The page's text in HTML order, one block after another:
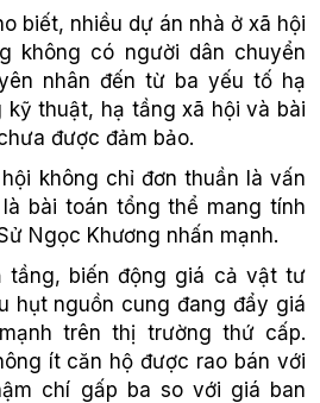
biết, nhiều dự án nhà ở xã hội
không có người dân chuyển
nhân đến từ ba yếu tố hạ
kỹ thuật, hạ tầng xã hội và bài
được đảm bảo.
không chỉ đơn thuần là vấn
bài toán tổng thể mang tính
Ngọc Khương nhấn mạnh.
tầng, biến động giá cả vật tư
hụt nguồn cung đang đẩy giá
trên thị trường thứ cấp.
ít căn hộ được rao bán với
chí gấp ba so với giá ban